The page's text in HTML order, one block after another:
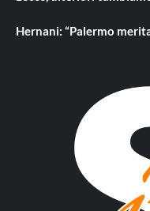
Hernani: “Palermo